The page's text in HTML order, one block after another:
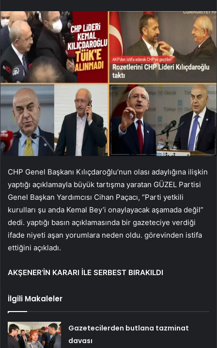
CHP Genel Başkanı Kılıçdaroğlu’nun olası adaylığına ilişkin
yaptığı açıklamayla büyük tartışma yaratan GÜZEL Partisi
Genel Başkan Yardımcısı Cihan Paçacı, “Parti yetkili
kurulları şu anda Kemal Bey’i onaylayacak aşamada değil”
dedi. yaptığı basın açıklamasında bir gazeteciye verdiği
ifade niyeti aşan yorumlara neden oldu. görevinden istifa
ettiğini açıkladı.
AKŞENER’İN KARARI İLE SERBEST BIRAKILDI
İlgili Makaleler
Gazetecilerden butlana tazminat
davası